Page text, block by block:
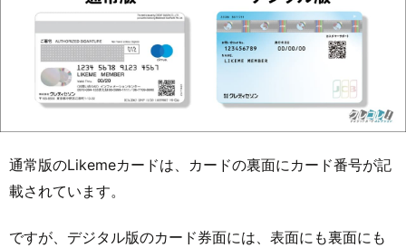
通常版のLikemeカードは、カードの裏面にカード番号が記
載されています。
ですが、デジタル版のカード券面には、表面にも裏面にも